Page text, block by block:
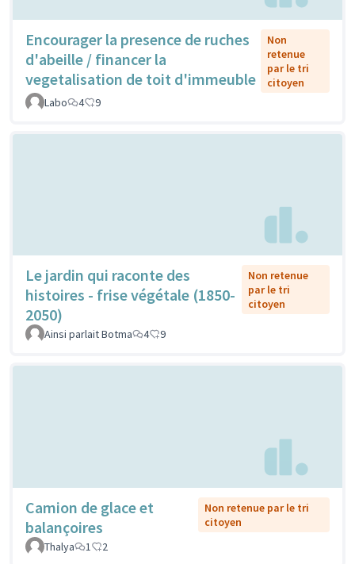
Encourager la presence de ruches
d'abeille / financer la
vegetalisation de toit d'immeuble
Non
retenue
par le tri
citoyen
Labo
4 9
Le jardin qui raconte des
histoires - frise végétale (1850-
2050)
Non retenue
par le tri
citoyen
Ainsi parlait Botma 4 9
Camion de glace et
balançoires
Non retenue par le tri
citoyen
Thalya
1 2